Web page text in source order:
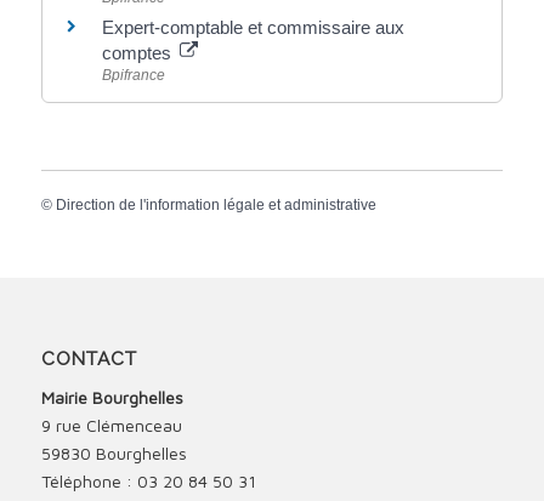
Expert-comptable et commissaire aux
comptes
Bpifrance
© Direction de l'information légale et administrative
CONTACT
Mairie Bourghelles
9 rue Clémenceau
59830 Bourghelles
Téléphone : 03 20 84 50 31